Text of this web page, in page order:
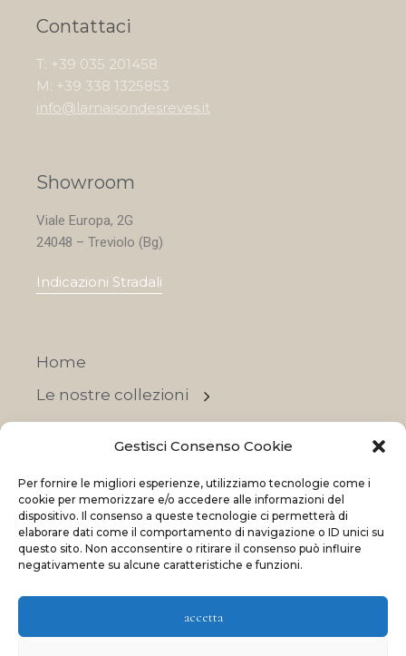
Gestisci Consenso Cookie
Per fornire le migliori esperienze, utilizziamo tecnologie come i
cookie per memorizzare e/o accedere alle informazioni del
dispositivo. Il consenso a queste tecnologie ci permetterà di
elaborare dati come il comportamento di navigazione o ID unici su
questo sito. Non acconsentire o ritirare il consenso può influire
negativamente su alcune caratteristiche e funzioni.
accetta
Contattaci
T: +39 035 201458
M: +39 338 1325853
info@lamaisondesreves.it
Showroom
Viale Europa, 2G
24048 – Treviolo (Bg)
Indicazioni Stradali
Home
Le nostre collezioni
OFFERTE
© 2023 La Maison Des Reves | All rights reserved
and by